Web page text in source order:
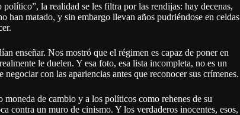
la realidad se les filtra por las rendijas: hay decenas,
han matado, y sin embargo llevan años pudriéndose en celdas
enseñar. Nos mostró que el régimen es capaz de poner en
le duelen. Y esa foto, esa lista incompleta, no es un
con las apariencias antes que reconocer sus crímenes.
de cambio y a los políticos como rehenes de su
contra un muro de cinismo. Y los verdaderos inocentes, esos,